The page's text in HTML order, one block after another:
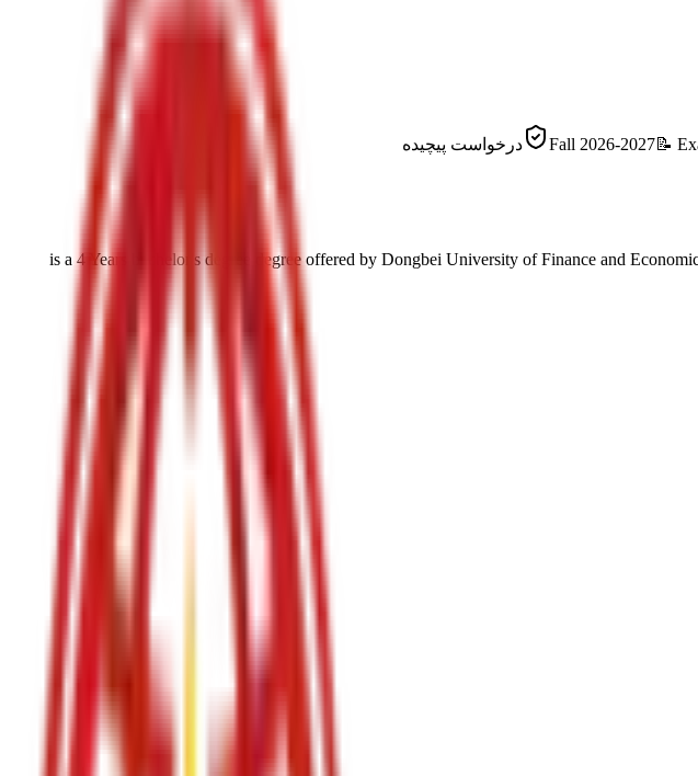
📝 درخواست پیچیده
4 Years bachelor's degree degree offered by Dongbei University of Finance and